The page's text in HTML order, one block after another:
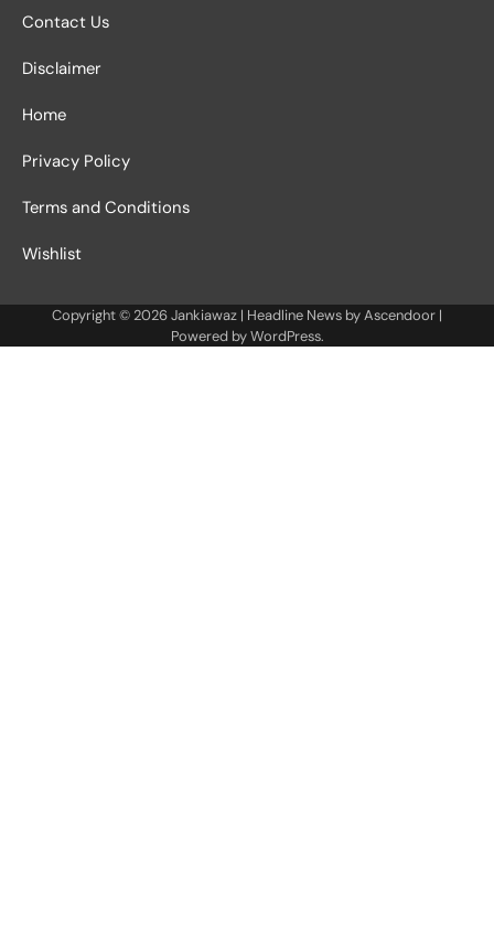
Contact Us
Disclaimer
Home
Privacy Policy
Terms and Conditions
Wishlist
Copyright © 2026Jankiawaz | Headline News byAscendoor |
Powered byWordPress.